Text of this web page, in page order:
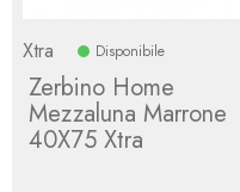
Xtra Disponibile
Zerbino Home
Mezzaluna Marrone
40X75 Xtra